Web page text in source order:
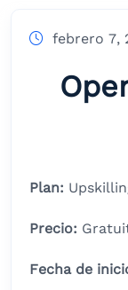
febrero 7,
Plan:
Precio:
Fecha de